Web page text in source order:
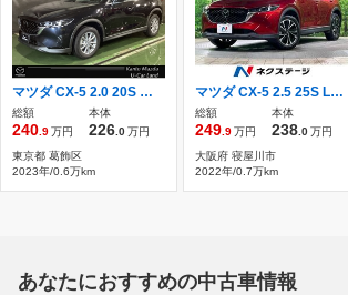
マツダ CX-5 2.0 20S スマート エディション マツダコネクトナビ カープレー バック
総額
240.9万円
本体
226.0万円
東京都 葛飾区
2023年/0.6万km
マツダ CX-5 2.5 25S Lパッケージ 10.25マツダコネクト 全周囲カ
総額
249.9万円
本体
238.0万円
大阪府 寝屋川市
2022年/0.7万km
あなたにおすすめの中古車情報